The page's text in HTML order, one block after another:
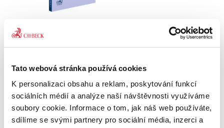
Tato webová stránka používá cookies
K personalizaci obsahu a reklam, poskytování funkcí
sociálních médií a analýze naší návštěvnosti využíváme
soubory cookie. Informace o tom, jak náš web používáte,
sdílíme se svými partnery pro sociální média, inzerci a
390,00 Kč
Kniha se věnuje tématu identifikace
skutečného majitele právnických osob a dalších
právních uspořádání – zejména svěřenských
fondů z pohledu orgánů činných v trestním
řízení. Přestože je...